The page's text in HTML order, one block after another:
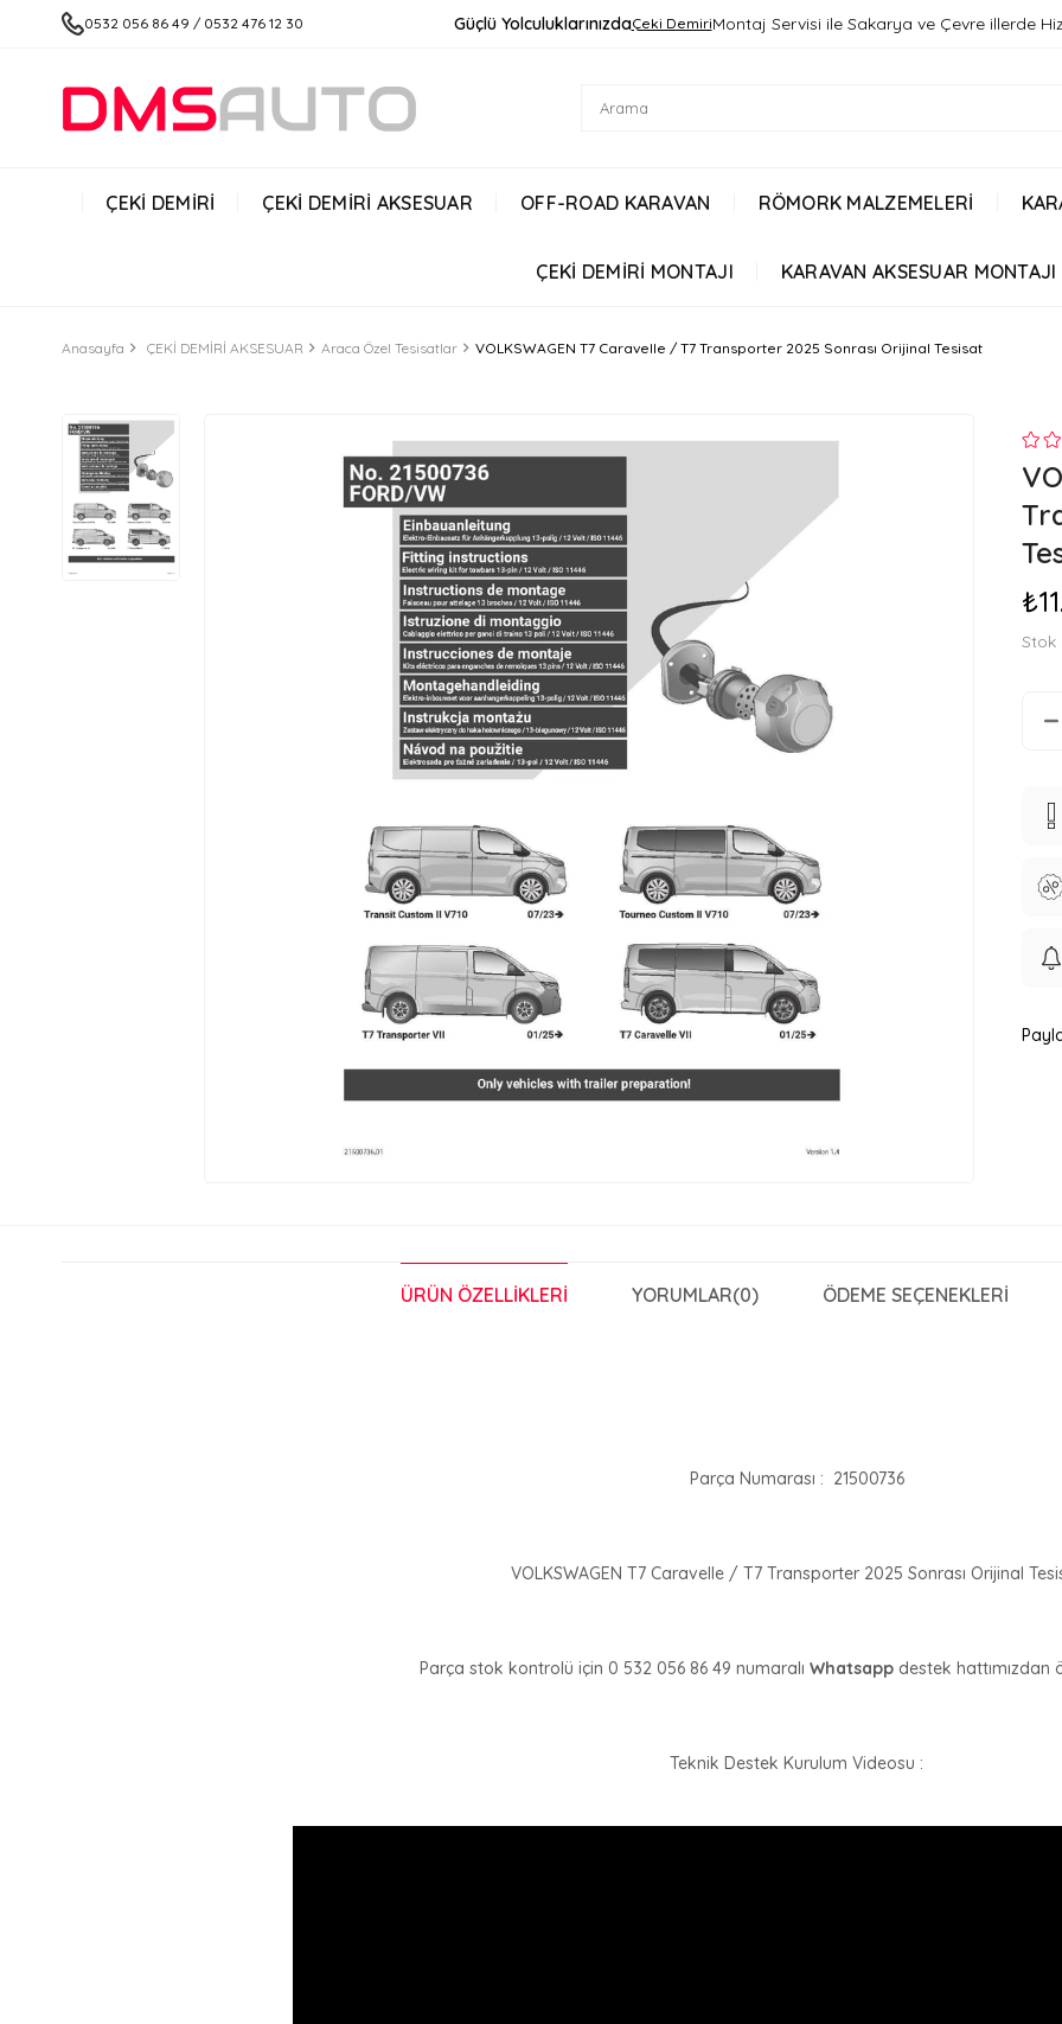
0532 056 86 49 / 0532 476 12 30 Güçlü YolculuklarınızdaÇeki DemiriMontaj Servisi ile Sakarya ve Çevre illerde
ÇEKİ DEMİRİ ÇEKİ DEMİRİ AKSESUAR OFF-ROAD KARAVAN RÖMORK MALZEMELERİ
ÇEKİ DEMİRİ MONTAJI KARAVAN AKSESUAR MONTAJI
Anasayfa ÇEKİ DEMİRİ AKSESUAR Araca Özel Tesisatlar VOLKSWAGEN T7 Caravelle / T7 Transporter 2025 Sonrası Orijinal Tesisat
Stok
ÜRÜN ÖZELLIKLERI YORUMLAR(0) ÖDEME SEÇENEKLERI
Parça Numarası :  21500736
VOLKSWAGEN T7 Caravelle / T7 Transporter 2025 Sonrası Orijinal
Parça stok kontrolü için 0 532 056 86 49 numaralı Whatsapp destek hattımızdan
Teknik Destek Kurulum Videosu :